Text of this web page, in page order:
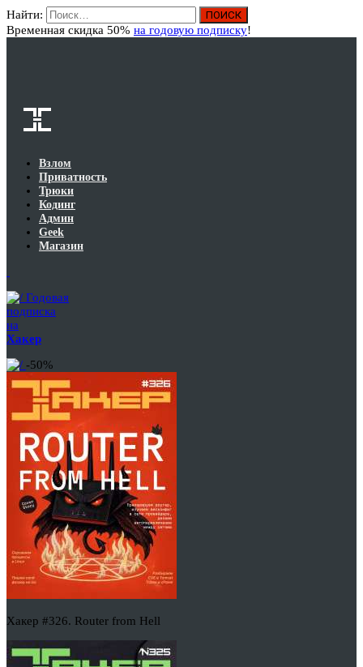
Найти:
Временная скидка 50% на годовую подписку!
Взлом
Приватность
Трюки
Кодинг
Админ
Geek
Магазин
Годовая
подписка
на
Хакер
-50%
Хакер #326. Router from Hell